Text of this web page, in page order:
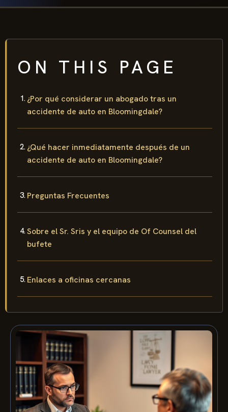
ON THIS PAGE
¿Por qué considerar un abogado tras un
accidente de auto en Bloomingdale?
¿Qué hacer inmediatamente después de un
accidente de auto en Bloomingdale?
Preguntas Frecuentes
Sobre el Sr. Sris y el equipo de Of Counsel del
bufete
Enlaces a oficinas cercanas